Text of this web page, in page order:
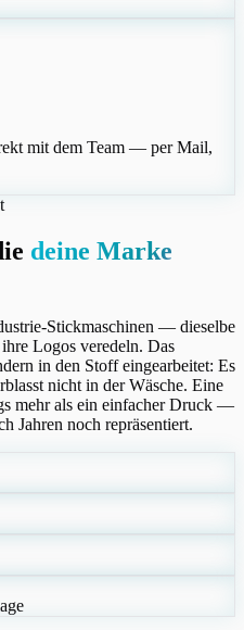
mit dem Team — per Mail,
deine Marke
Stickmaschinen — dieselbe
Logos veredeln. Das
in den Stoff eingearbeitet: Es
nicht in der Wäsche. Eine
mehr als ein einfacher Druck —
Jahren noch repräsentiert.